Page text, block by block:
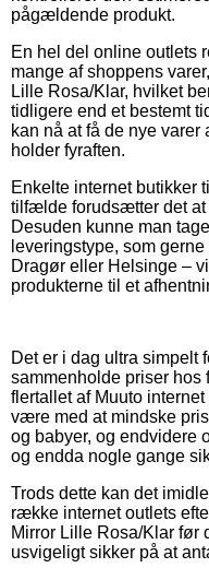
pågældende produkt.
En hel del online outlets
mange af shoppens
Lille Rosa/Klar, hvilket
tidligere end et bestemt
kan nå at få de nye
holder fyraften.
Enkelte internet butikker
tilfælde forudsætter det at
Desuden kunne man
leveringstype, som
Dragør eller Helsinge –
produkterne til et
Det er i dag ultra simpelt
sammenholde priser hos
flertallet af Muuto
være med at mindske
og babyer, og endvidere
og endda nogle gange
Trods dette kan det
række internet outlets
Mirror Lille Rosa/Klar før
usvigeligt sikker på at